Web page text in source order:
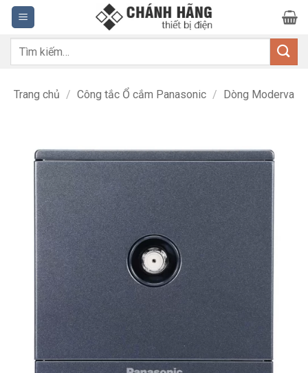
Bỏ
qua
nội
dung
Tìm
Trang chủ / Công tắc Ổ cắm Panasonic / Dòng Moderva